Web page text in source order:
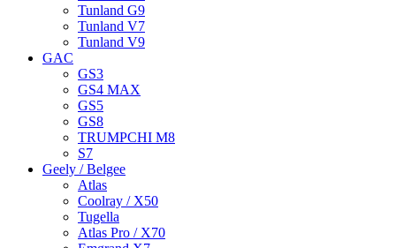
Tunland G9
Tunland V7
Tunland V9
GAC
GS3
GS4 MAX
GS5
GS8
TRUMPCHI M8
S7
Geely / Belgee
Atlas
Coolray / X50
Tugella
Atlas Pro / X70